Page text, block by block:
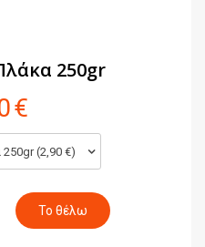
250gr
€
(2,90 €)